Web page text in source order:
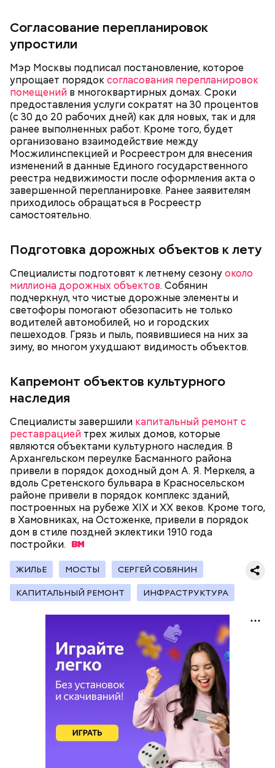
Согласование перепланировок
упростили
Мэр Москвы подписал постановление, которое
упрощает порядоксогласования перепланировок
помещений в многоквартирных домах. Сроки
предоставления услуги сократят на 30 процентов
(с 30 до 20 рабочих дней) как для новых, так и для
ранее выполненных работ. Кроме того, будет
организовано взаимодействие между
Мосжилинспекцией и Росреестром для внесения
изменений в данные Единого государственного
реестра недвижимости после оформления акта о
завершенной перепланировке. Ранее заявителям
приходилось обращаться в Росреестр
самостоятельно.
Подготовка дорожных объектов к лету
Специалисты подготовят к летнему сезонуоколо
миллиона дорожных объектов. Собянин
подчеркнул, что чистые дорожные элементы и
светофоры помогают обезопасить не только
водителей автомобилей, но и городских
пешеходов. Грязь и пыль, появившиеся на них за
зиму, во многом ухудшают видимость объектов.
Капремонт объектов культурного
наследия
Специалисты завершили капитальный ремонт с
реставрацией трех жилых домов, которые
являются объектами культурного наследия. В
Архангельском переулке Басманного района
привели в порядок доходный дом А. Я. Меркеля, а
вдоль Сретенского бульвара в Красносельском
районе привели в порядок комплекс зданий,
построенных на рубеже XIX и XX веков. Кроме того,
в Хамовниках, на Остоженке, привели в порядок
дом в стиле поздней эклектики 1910 года
постройки.
ЖИЛЬЕ МОСТЫ СЕРГЕЙ СОБЯНИН
КАПИТАЛЬНЫЙ РЕМОНТ ИНФРАСТРУКТУРА
Ранее заместитель мэра Москвы по вопросам
транспорта и промышленности Максим Ликсутов
рассказал, чтоболее 60 проектовЦентра
организации дорожного движения будут
реализованы в Москве в 2026 году на вылетных
магистралях — это крупные трассы и проспекты,
которые соединяют центр города с его окраинами